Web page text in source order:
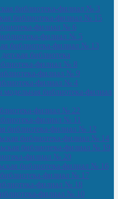
библиотека-филиал № 3
библиотека-филиал № 15
филиал № 6
филиал № 5
библиотека-филиал № 13
библиотека
филиал № 8
филиал № 9
филиал № 4
модельная библиотека-филиал
филиал № 22
филиал № 11
библиотека-филиал № 12
библиотека-филиал № 14
библиотека-филиал № 19
филиал № 20
библиотека-филиал № 16
библиотека-филиал № 17
филиал № 18
филиал № 10